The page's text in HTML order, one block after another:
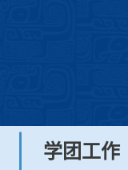
学团工作